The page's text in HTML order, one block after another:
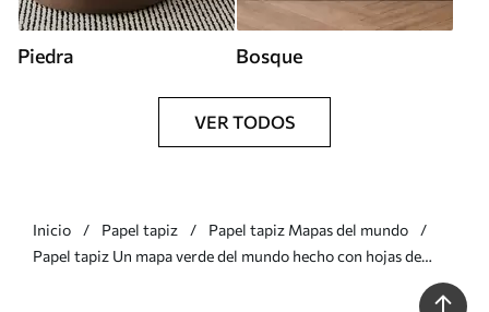
Piedra Bosque
VER TODOS
Inicio Papel tapiz
Papel tapiz Mapas del mundo
Papel tapiz Un mapa verde del mundo hecho con hojas de